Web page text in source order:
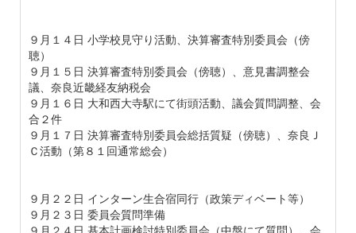
９月１４日 小学校見守り活動、決算審査特別委員会（傍
聴）
９月１５日 決算審査特別委員会（傍聴）、意見書調整会
議、奈良近畿経友納税会
９月１６日 大和西大寺駅にて街頭活動、議会質問調整、会
合２件
９月１７日 決算審査特別委員会総括質疑（傍聴）、奈良Ｊ
Ｃ活動（第８１回通常総会）
９月２２日 インターン生合宿同行（政策ディベート等）
９月２３日 委員会質問準備
９月２４日 基本計画検討特別委員会（中盤にて質問）、会